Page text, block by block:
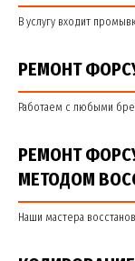
В услугу входит
РЕМОНТ
Работаем с любыми
РЕМОНТ
МЕТОДОМ
Наши мастера